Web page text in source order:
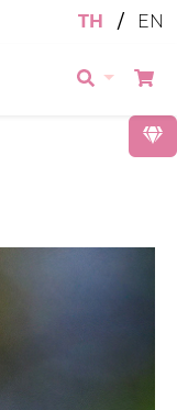
TH / EN